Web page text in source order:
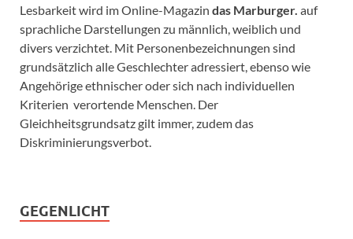
Lesbarkeit wird im Online-Magazin das Marburger. auf
sprachliche Darstellungen zu männlich, weiblich und
divers verzichtet. Mit Personenbezeichnungen sind
grundsätzlich alle Geschlechter adressiert, ebenso wie
Angehörige ethnischer oder sich nach individuellen
Kriterien verortende Menschen. Der
Gleichheitsgrundsatz gilt immer, zudem das
Diskriminierungsverbot.
GEGENLICHT